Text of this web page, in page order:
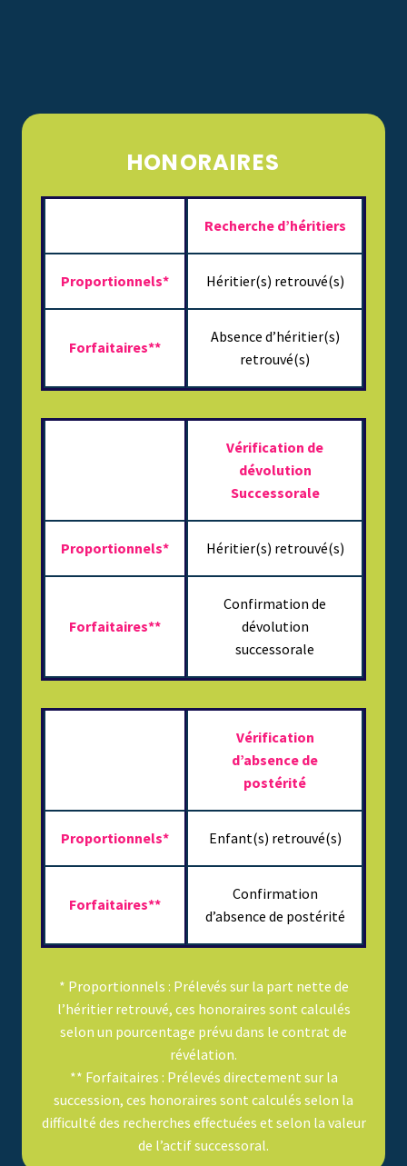
HONORAIRES
Recherche d’héritiers
Proportionnels* Héritier(s) retrouvé(s)
Forfaitaires**
Absence d’héritier(s)
retrouvé(s)
Vérification de
dévolution
Successorale
Proportionnels* Héritier(s) retrouvé(s)
Forfaitaires**
Confirmation de
dévolution
successorale
Vérification
d’absence de
postérité
Proportionnels* Enfant(s) retrouvé(s)
Forfaitaires**
Confirmation
d’absence de postérité
* Proportionnels : Prélevés sur la part nette de
l’héritier retrouvé, ces honoraires sont calculés
selon un pourcentage prévu dans le contrat de
révélation.
** Forfaitaires : Prélevés directement sur la
succession, ces honoraires sont calculés selon la
difficulté des recherches effectuées et selon la valeur
de l’actif successoral.